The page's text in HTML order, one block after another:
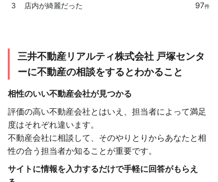
3 店内が綺麗だった 97件
三井不動産リアルティ株式会社 戸塚センタ
ーに不動産の相談をするとわかること
相性のいい不動産会社が見つかる
評価の高い不動産会社とはいえ、担当者によって満足
度はそれぞれ違います。
不動産会社に相談して、そのやりとりからあなたと相
性の合う担当者か知ることが重要です。
サイトに情報を入力するだけで手軽に回答がもらえ